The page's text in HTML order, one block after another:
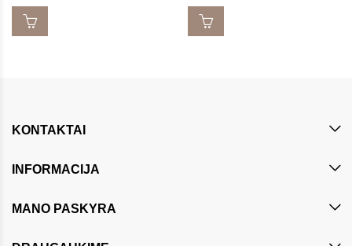
KONTAKTAI
INFORMACIJA
MANO PASKYRA